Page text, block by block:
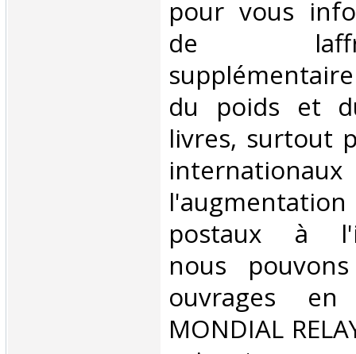
pour vous
de
du poids et
livres, surtout
internationaux
postaux à
nous
ouvrages
MONDIAL